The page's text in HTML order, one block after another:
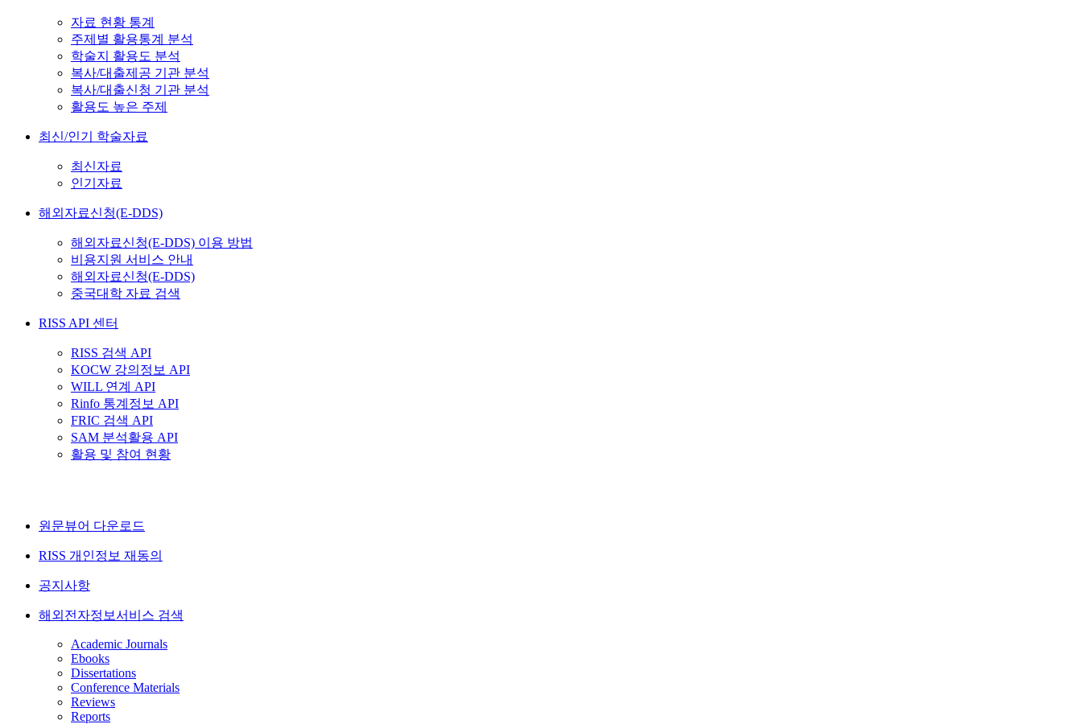
자료 현황 통계
주제별 활용통계 분석
학술지 활용도 분석
복사/대출제공 기관 분석
복사/대출신청 기관 분석
활용도 높은 주제
최신/인기 학술자료
최신자료
인기자료
해외자료신청(E-DDS)
해외자료신청(E-DDS) 이용 방법
비용지원 서비스 안내
해외자료신청(E-DDS)
중국대학 자료 검색
RISS API 센터
RISS 검색 API
KOCW 강의정보 API
WILL 연계 API
Rinfo 통계정보 API
FRIC 검색 API
SAM 분석활용 API
활용 및 참여 현황
원문뷰어 다운로드
RISS 개인정보 재동의
공지사항
해외전자정보서비스 검색
Academic Journals
Ebooks
Dissertations
Conference Materials
Reviews
Reports